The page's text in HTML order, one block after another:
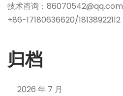
技术咨询：86070542@qq.com
+86-17180636620/18138922112
归档
2026 年 7 月